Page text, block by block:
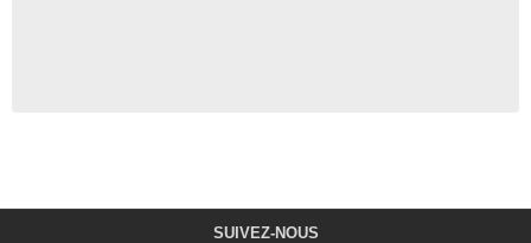
SUIVEZ-NOUS